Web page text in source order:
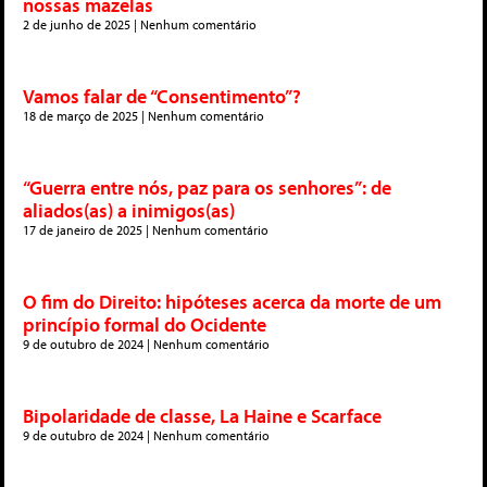
nossas mazelas
2 de junho de 2025 Nenhum comentário
Vamos falar de “Consentimento”?
18 de março de 2025 Nenhum comentário
“Guerra entre nós, paz para os senhores”: de
aliados(as) a inimigos(as)
17 de janeiro de 2025 Nenhum comentário
O fim do Direito: hipóteses acerca da morte de um
princípio formal do Ocidente
9 de outubro de 2024 Nenhum comentário
Bipolaridade de classe, La Haine e Scarface
9 de outubro de 2024 Nenhum comentário